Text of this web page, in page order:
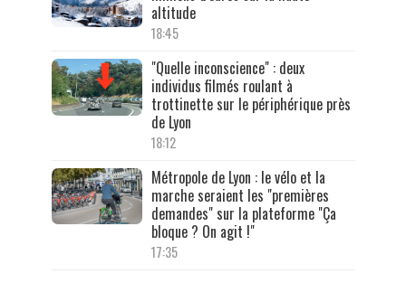
altitude
18:45
"Quelle inconscience" : deux
individus filmés roulant à
trottinette sur le périphérique près
de Lyon
18:12
Métropole de Lyon : le vélo et la
marche seraient les "premières
demandes" sur la plateforme "Ça
bloque ? On agit !"
17:35